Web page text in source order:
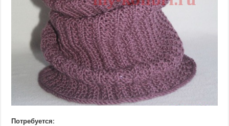
Потребуется: